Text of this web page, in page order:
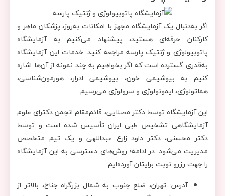
اگر به‌دنبال یک آزمایشگاه مجهز با امکانات به‌روز، پزشکان ماهر و
کارکنان حرفه‌ای هستید، پیشنهاد می‌کنیم به آزمایشگاه
پاتوبیولوژی و ژنتیک پارسه مراجعه کنید. خدمات این آزمایشگاه
به‌قدری گسترده است که اگر بخواهیم به چند نمونه از آن‌ها اشاره
کنیم به بیوشیمی خون، بیوشیمی ادرار، هورمون‌شناسی،
هماتولوژی، ایمونولوژی و سرولوژی می‌رسیم.
این آزمایشگاه توسط دکتر مصلایی، قائم‌مقام انجمن دکترای علوم
آزمایشگاهی تشخیص طبی ایران تأسیس شده است و توسط
دکتر محسنی، دکتر داود زارع عبداللهی و یک تیم متخصص
مدیریت می‌شود. در ادامه؛ روش‌های دسترسی به این آزمایشگاه
را جهت رزرو نوبت برایتان آورده‌ایم:
آدرس: تهران، ضلع جنوب به شمال بزرگراه جناح، بالاتر از